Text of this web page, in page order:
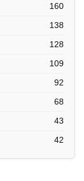
160
138
128
109
92
68
43
42